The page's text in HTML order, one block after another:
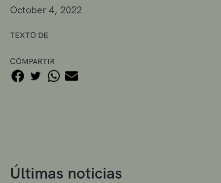
October 4, 2022
TEXTO DE
COMPARTIR
Últimas noticias